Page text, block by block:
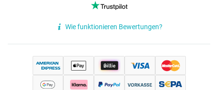
Wie funktionieren Bewertungen?